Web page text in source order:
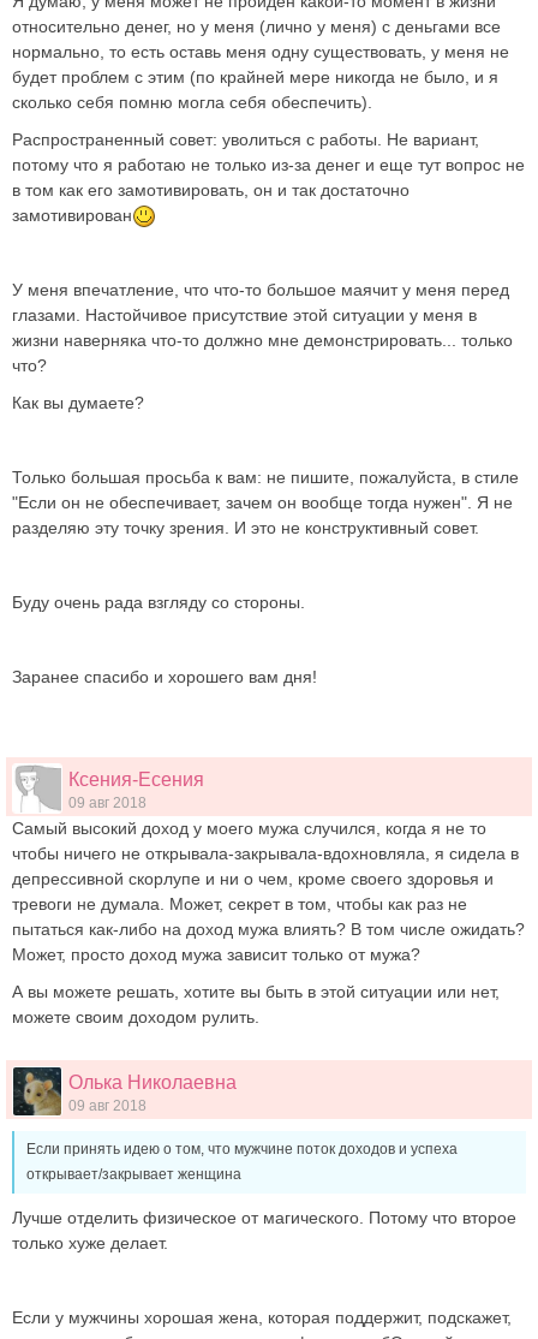
относительно денег, но у меня (лично у меня) с деньгами все
нормально, то есть оставь меня одну существовать, у меня не
будет проблем с этим (по крайней мере никогда не было, и я
сколько себя помню могла себя обеспечить).
Распространенный совет: уволиться с работы. Не вариант,
потому что я работаю не только из-за денег и еще тут вопрос не
в том как его замотивировать, он и так достаточно
замотивирован
У меня впечатление, что что-то большое маячит у меня перед
глазами. Настойчивое присутствие этой ситуации у меня в
жизни наверняка что-то должно мне демонстрировать... только
что?
Как вы думаете?
Только большая просьба к вам: не пишите, пожалуйста, в стиле
"Если он не обеспечивает, зачем он вообще тогда нужен". Я не
разделяю эту точку зрения. И это не конструктивный совет.
Буду очень рада взгляду со стороны.
Заранее спасибо и хорошего вам дня!
Ксения-Есения
09 авг 2018
Самый высокий доход у моего мужа случился, когда я не то
чтобы ничего не открывала-закрывала-вдохновляла, я сидела в
депрессивной скорлупе и ни о чем, кроме своего здоровья и
тревоги не думала. Может, секрет в том, чтобы как раз не
пытаться как-либо на доход мужа влиять? В том числе ожидать?
Может, просто доход мужа зависит только от мужа?
А вы можете решать, хотите вы быть в этой ситуации или нет,
можете своим доходом рулить.
Олька Николаевна
09 авг 2018
Если принять идею о том, что мужчине поток доходов и успеха
открывает/закрывает женщина
Лучше отделить физическое от магического. Потому что второе
только хуже делает.
Если у мужчины хорошая жена, которая поддержит, подскажет,